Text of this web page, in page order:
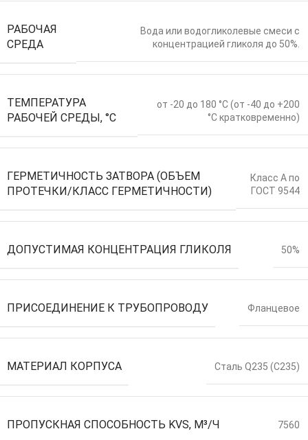
РАБОЧАЯ
СРЕДА
Вода или водогликолевые смеси с
концентрацией гликоля до 50%.
ТЕМПЕРАТУРА
РАБОЧЕЙ СРЕДЫ, °С
от -20 до 180 °C (от -40 до +200
°С кратковременно)
ГЕРМЕТИЧНОСТЬ ЗАТВОРА (ОБЪЕМ
ПРОТЕЧКИ/КЛАСС ГЕРМЕТИЧНОСТИ)
Класс А по
ГОСТ 9544
ДОПУСТИМАЯ КОНЦЕНТРАЦИЯ ГЛИКОЛЯ 50%
ПРИСОЕДИНЕНИЕ К ТРУБОПРОВОДУ Фланцевое
МАТЕРИАЛ КОРПУСА Сталь Q235 (С235)
ПРОПУСКНАЯ СПОСОБНОСТЬ KVS, М³/Ч 7560